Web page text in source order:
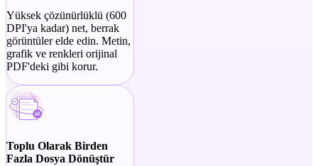
Yüksek çözünürlüklü (600
DPI'ya kadar) net, berrak
görüntüler elde edin. Metin,
grafik ve renkleri orijinal
PDF'deki gibi korur.
Toplu Olarak Birden
Fazla Dosya Dönüştür